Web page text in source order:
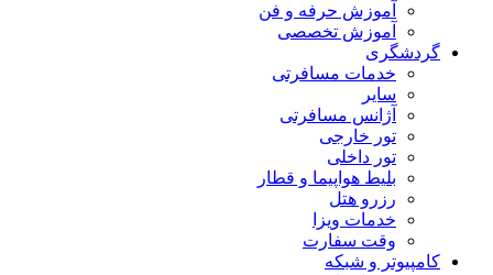
آموزش حرفه و فن
آموزش تخصصی
گردشگری
خدمات مسافرتی
سایر
آژانس مسافرتی
تور خارجی
تور داخلی
بلیط هواپیما و قطار
رزرو هتل
خدمات ویزا
وقت سفارت
کامپیوتر و شبکه